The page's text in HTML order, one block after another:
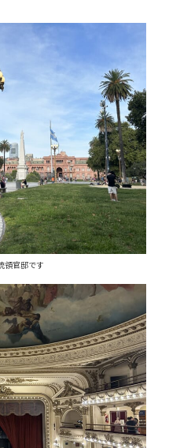
領官邸です